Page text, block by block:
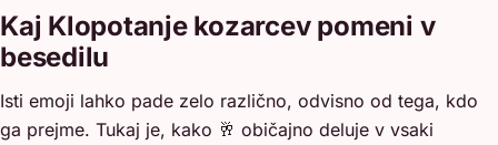
Kaj Klopotanje kozarcev pomeni v
besedilu
Isti emoji lahko pade zelo različno, odvisno od tega, kdo
ga prejme. Tukaj je, kako 🥂 običajno deluje v vsaki